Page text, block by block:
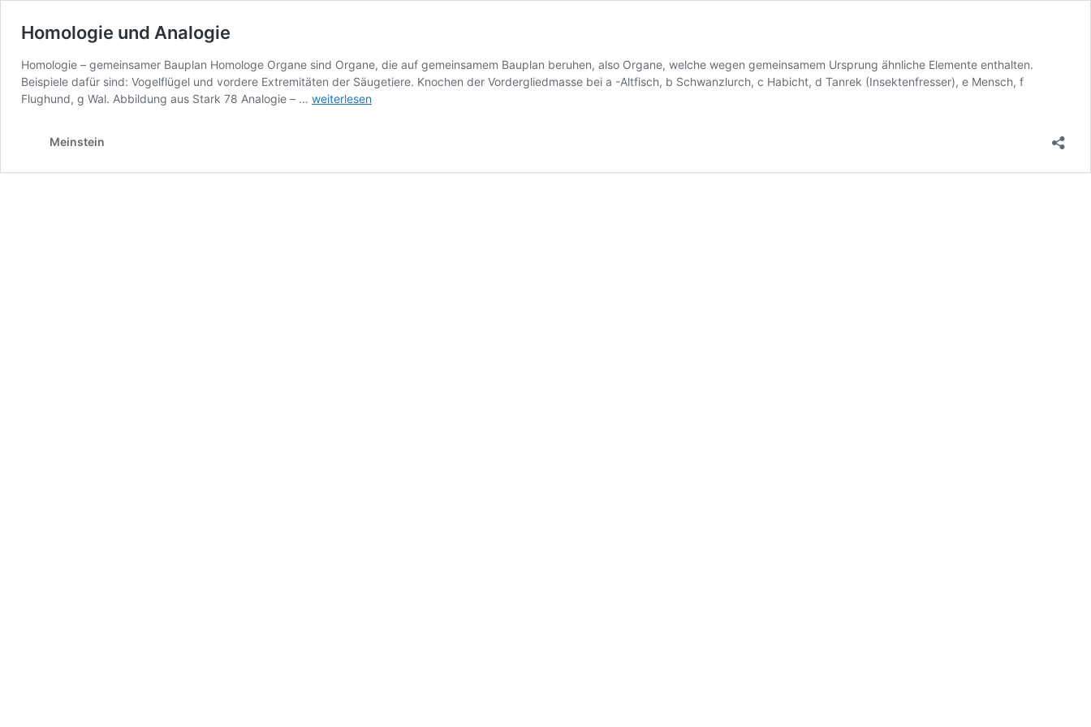
Homologie und Analogie
Homologie – gemeinsamer Bauplan Homologe Organe sind Organe, die auf gemeinsamem Bauplan beruhen, also Organe, welche wegen gemeinsamem Ursprung ähnliche Elemente enthalten.
Beispiele dafür sind: Vogelflügel und vordere Extremitäten der Säugetiere. Knochen der Vordergliedmasse bei a -Altfisch, b Schwanzlurch, c Habicht, d Tanrek (Insektenfresser), e Mensch, f
Flughund, g Wal. Abbildung aus Stark 78 Analogie – … Homologie
weiterlesen
Meinstein